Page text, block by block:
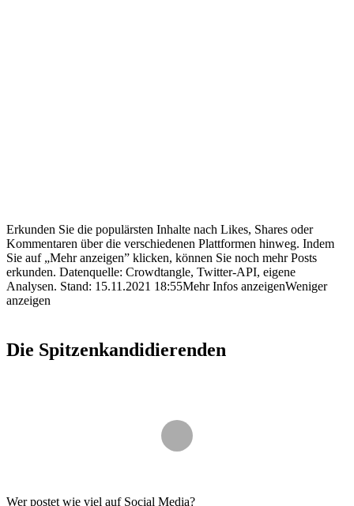
Erkunden Sie die populärsten Inhalte nach Likes, Shares oder
Kommentaren über die verschiedenen Plattformen hinweg. Indem
Sie auf „Mehr anzeigen” klicken, können Sie noch mehr Posts
erkunden. Datenquelle: Crowdtangle, Twitter-API, eigene
Analysen. Stand: 15.11.2021 18:55Mehr Infos anzeigenWeniger
anzeigen
Die Spitzenkandidierenden
Wer postet wie viel auf Social Media?